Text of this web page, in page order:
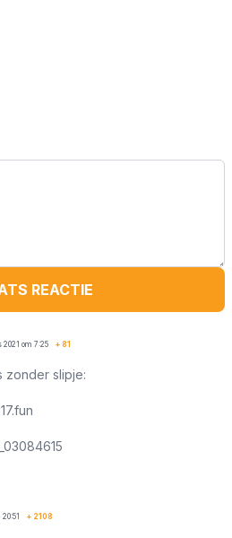
REACTIE
2021 om 7:25 + 81
­s­l­i­p­j­e­:
+ 2108